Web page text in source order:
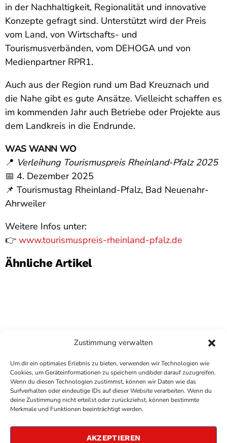
Zustimmung verwalten
Um dir ein optimales Erlebnis zu bieten, verwenden wir Technologien wie
Cookies, um Geräteinformationen zu speichern und/oder darauf zuzugreifen.
Wenn du diesen Technologien zustimmst, können wir Daten wie das
Surfverhalten oder eindeutige IDs auf dieser Website verarbeiten. Wenn du
deine Zustimmung nicht erteilst oder zurückziehst, können bestimmte
Merkmale und Funktionen beeinträchtigt werden.
AKZEPTIEREN
in der Nachhaltigkeit, Regionalität und innovative
Konzepte gefragt sind. Unterstützt wird der Preis
vom Land, von Wirtschafts- und
Tourismusverbänden, vom DEHOGA und von
Medienpartner RPR1.
Auch aus der Region rund um Bad Kreuznach und
die Nahe gibt es gute Ansätze. Vielleicht schaffen es
im kommenden Jahr auch Betriebe oder Projekte aus
dem Landkreis in die Endrunde.
WAS WANN WO
📍 Verleihung Tourismuspreis Rheinland-Pfalz 2025
📅 4. Dezember 2025
📌 Tourismustag Rheinland-Pfalz, Bad Neuenahr-
Ahrweiler
Weitere Infos unter:
👉 www.tourismuspreis-rheinland-pfalz.de
Ähnliche Artikel
COPYRIGHTANTENNE BAD KREUZNACH